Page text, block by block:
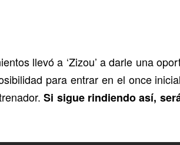
llevó a ‘Zizou’ a darle una
para entrar en el once
Si sigue rindiendo así,